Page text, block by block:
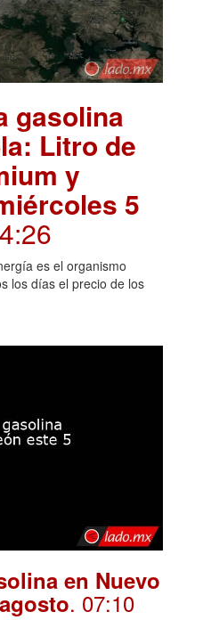
gasolina
Litro de
y
5
es el organismo
los días el precio de los
en Nuevo
. 07:10